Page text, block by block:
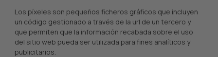
Los píxeles son pequeños ficheros gráficos que incluyen
un código gestionado a través de la url de un tercero y
que permiten que la información recabada sobre el uso
del sitio web pueda ser utilizada para fines analíticos y
publicitarios.